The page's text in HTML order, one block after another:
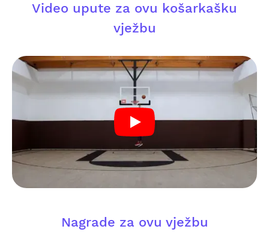
Video upute za ovu košarkašku
vježbu
Nagrade za ovu vježbu